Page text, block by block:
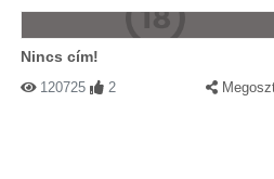
Nincs cím!
120725 2